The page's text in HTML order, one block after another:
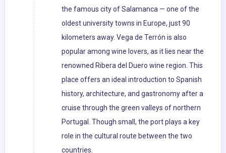
the famous city of Salamanca — one of the
oldest university towns in Europe, just 90
kilometers away. Vega de Terrón is also
popular among wine lovers, as it lies near the
renowned Ribera del Duero wine region. This
place offers an ideal introduction to Spanish
history, architecture, and gastronomy after a
cruise through the green valleys of northern
Portugal. Though small, the port plays a key
role in the cultural route between the two
countries.